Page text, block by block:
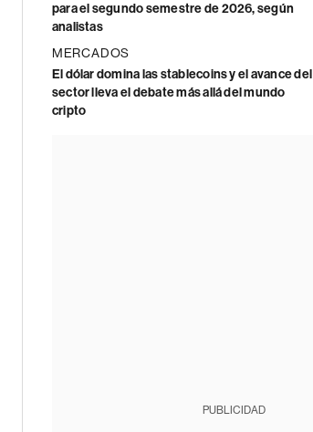
para el segundo semestre de 2026, según
analistas
MERCADOS
El dólar domina las stablecoins y el avance del
sector lleva el debate más allá del mundo
cripto
PUBLICIDAD